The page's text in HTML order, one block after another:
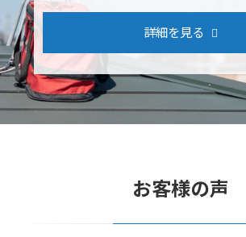
詳細を見る
お客様の声